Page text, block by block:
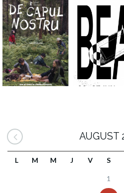
AUGUST
L M M J V S
1